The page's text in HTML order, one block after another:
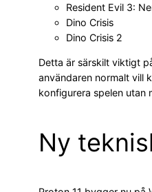
Resident Evil 3:
Dino Crisis
Dino Crisis 2
Detta är särskilt viktigt
användaren normalt vill
konfigurera spelen utan
Ny